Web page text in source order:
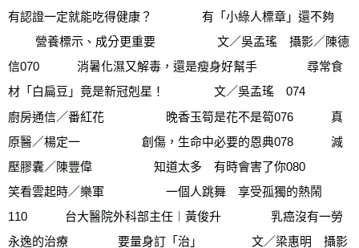
有認證一定就能吃得健康？       　　 有「小綠人標章」還不夠
營養標示、成分更重要　       　　 文／吳孟瑤　攝影／陳德
信070　        消暑化濕又解毒，還是瘦身好幫手       　　 尋常食
材「白扁豆」竟是新冠剋星！        　　文／吳孟瑤　074
廚房通信／番紅花　       　　 晚香玉筍是花不是筍076　        真
原醫／楊定一　        　　創傷，生命中必要的恩典078　        減
壓膠囊／陳豐偉　       　　 知道太多　有時會害了你080
笑看雲起時／樂軍　       　　 一個人跳舞　享受孤獨的熱鬧
110　        台大醫院外科部主任︱黃俊升       　　 乳癌沒有一勞
永逸的治療      　　  要量身訂「治」       　　 文／梁惠明　攝影